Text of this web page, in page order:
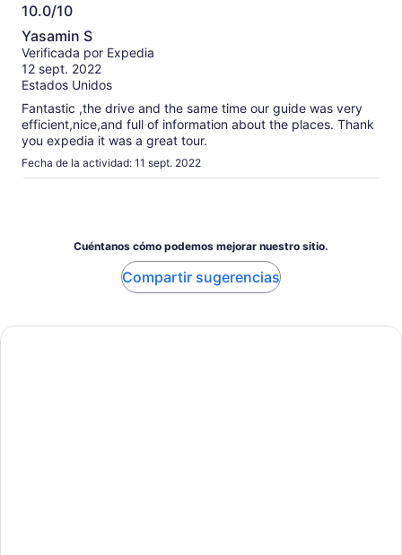
varias
personas
sobre
esta
actividad.
Más
información
sobre
las
opiniones
verificadas
10.0/10
10.0
de
10
Yasamin S
Verificada por Expedia
12 sept. 2022
Estados Unidos
Fantastic ,the drive and the same time our guide was very
efficient,nice,and full of information about the places. Thank
you expedia it was a great tour.
Fecha de la actividad: 11 sept. 2022
Cuéntanos cómo podemos mejorar nuestro sitio.
Compartir sugerencias